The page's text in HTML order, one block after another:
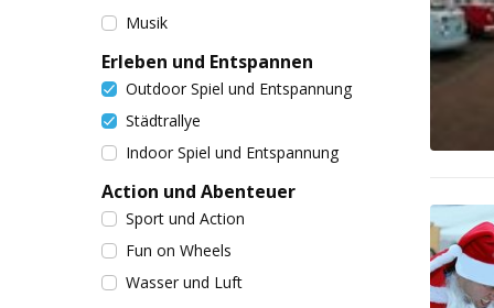
Musik
Erleben und Entspannen
Outdoor Spiel und Entspannung
Städtrallye
Indoor Spiel und Entspannung
Action und Abenteuer
Sport und Action
Fun on Wheels
Wasser und Luft